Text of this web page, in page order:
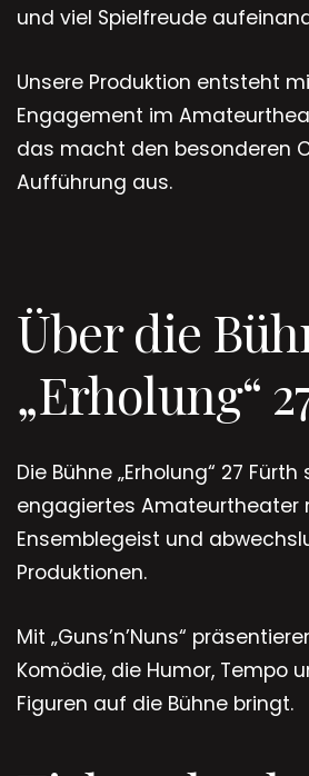
und viel Spielfreude
Unsere Produktion entsteht
Engagement im
das macht den besonderen
Aufführung aus.
Über die
„Erholung“
Die Bühne „Erholung“ 27
engagiertes Amateurtheater
Ensemblegeist und
Produktionen.
Mit „Guns’n’Nuns“
Komödie, die Humor, Tempo
Figuren auf die Bühne bringt.